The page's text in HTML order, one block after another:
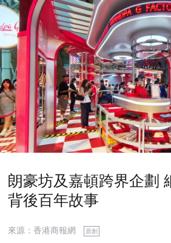
朗豪坊及嘉頓跨界企劃
背後百年故事
來源：香港商報網 原創